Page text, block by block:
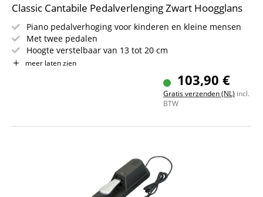
Classic Cantabile Pedalverlenging Zwart Hoogglans
Piano pedalverhoging voor kinderen en kleine mensen
Met twee pedalen
Hoogte verstelbaar van 13 tot 20 cm
Ideaal voor muziekscholen en thuis
Compatibel met instrumenten met twee of drie pedalen
meer laten zien
103,90 €
Gratis verzenden (NL) incl.
BTW